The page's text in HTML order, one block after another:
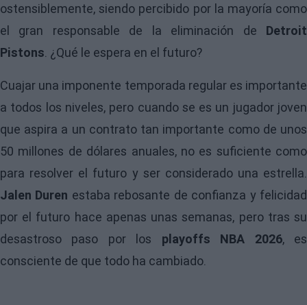
ostensiblemente, siendo percibido por la mayoría como
el gran responsable de la eliminación de Detroit
Pistons. ¿Qué le espera en el futuro?
Cuajar una imponente temporada regular es importante
a todos los niveles, pero cuando se es un jugador joven
que aspira a un contrato tan importante como de unos
50 millones de dólares anuales, no es suficiente como
para resolver el futuro y ser considerado una estrella.
Jalen Duren estaba rebosante de confianza y felicidad
por el futuro hace apenas unas semanas, pero tras su
desastroso paso por los playoffs NBA 2026, es
consciente de que todo ha cambiado.